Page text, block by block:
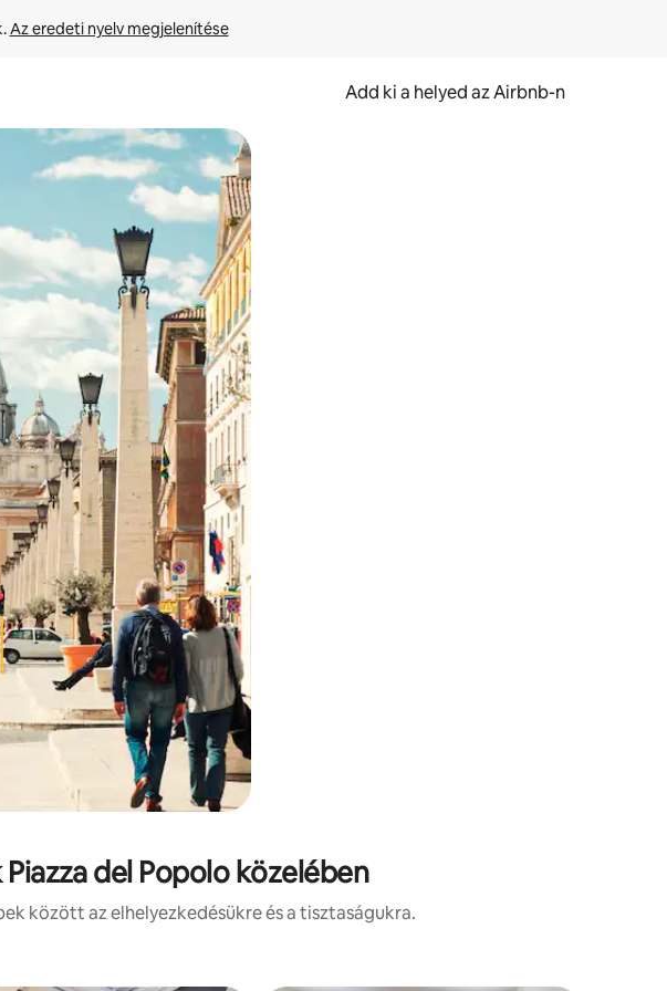
Az eredeti nyelv megjelenítése
Add ki a helyed az Airbnb-n
is felfedezheted őket.
del Popolo közelében
között az elhelyezkedésükre és a tisztaságukra.